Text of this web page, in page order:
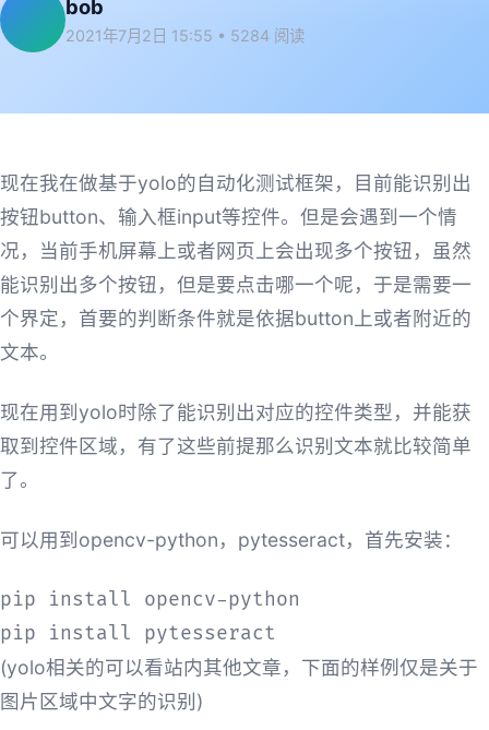
bob
2021年7月2日 15:55 • 5284 阅读
现在我在做基于yolo的自动化测试框架，目前能识别出
按钮button、输入框input等控件。但是会遇到一个情
况，当前手机屏幕上或者网页上会出现多个按钮，虽然
能识别出多个按钮，但是要点击哪一个呢，于是需要一
个界定，首要的判断条件就是依据button上或者附近的
文本。
现在用到yolo时除了能识别出对应的控件类型，并能获
取到控件区域，有了这些前提那么识别文本就比较简单
了。
可以用到opencv-python，pytesseract，首先安装：
pip install opencv-python
pip install pytesseract
(yolo相关的可以看站内其他文章，下面的样例仅是关于
图片区域中文字的识别)